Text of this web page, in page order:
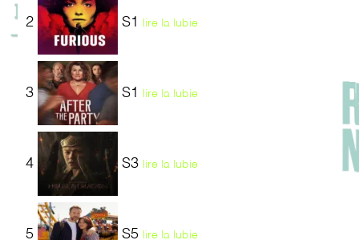
2 S1 lire la lubie
3 S1 lire la lubie
4 S3 lire la lubie
5 S5 lire la lubie